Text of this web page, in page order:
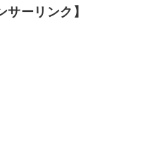
サーリンク】